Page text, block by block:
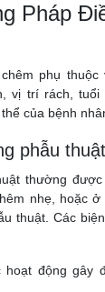
Pháp
phụ thuộc
vị trí rách,
của bệnh
phẫu thuật
thường
nhẹ, hoặc ở
thuật. Các
hoạt động gây